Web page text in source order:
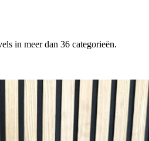
in meer dan 36 categorieën.